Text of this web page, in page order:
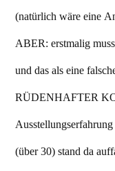
(natürlich wäre eine
ABER: erstmalig
und das als eine
RÜDENHAFTER
(über 30) stand da